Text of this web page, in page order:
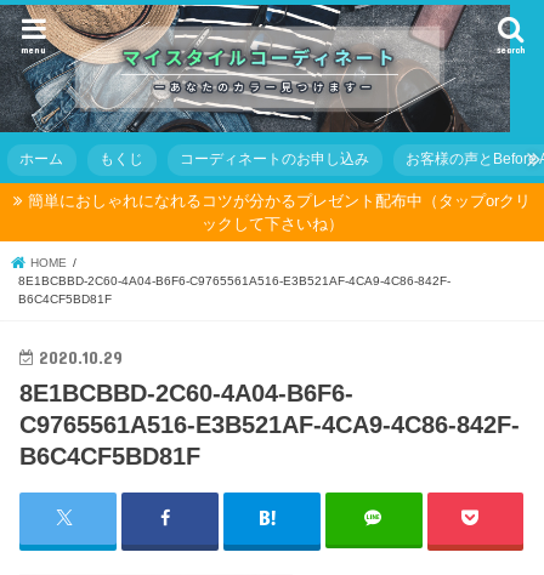
search
menu
ホーム もくじ コーディネートのお申し込み お客様の声とBefore
簡単におしゃれになれるコツが分かるプレゼント配布中（タップorクリ
ックして下さいね）
HOME
8E1BCBBD-2C60-4A04-B6F6-C9765561A516-E3B521AF-4CA9-4C86-842F-
B6C4CF5BD81F
2020.10.29
8E1BCBBD-2C60-4A04-B6F6-
C9765561A516-E3B521AF-4CA9-4C86-842F-
B6C4CF5BD81F